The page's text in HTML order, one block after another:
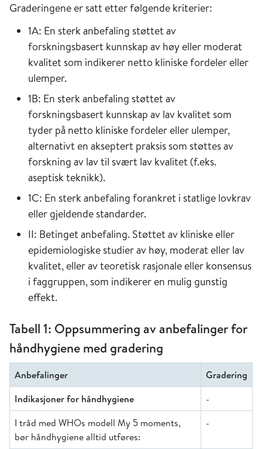
Graderingene er satt etter følgende kriterier:
1A: En sterk anbefaling støttet av
forskningsbasert kunnskap av høy eller moderat
kvalitet som indikerer netto kliniske fordeler eller
ulemper.
1B: En sterk anbefaling støttet av
forskningsbasert kunnskap av lav kvalitet som
tyder på netto kliniske fordeler eller ulemper,
alternativt en akseptert praksis som støttes av
forskning av lav til svært lav kvalitet (f.eks.
aseptisk teknikk).
1C: En sterk anbefaling forankret i statlige lovkrav
eller gjeldende standarder.
II: Betinget anbefaling. Støttet av kliniske eller
epidemiologiske studier av høy, moderat eller lav
kvalitet, eller av teoretisk rasjonale eller konsensus
i faggruppen, som indikerer en mulig gunstig
effekt.
Tabell 1: Oppsummering av anbefalinger for
håndhygiene med gradering
Anbefalinger
Gradering
Indikasjoner for håndhygiene
-
I tråd med WHOs modell My 5 moments,
bør håndhygiene alltid utføres:
-